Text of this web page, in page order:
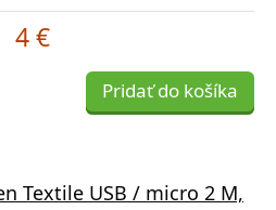
4 €
Pridať do košíka
Textile USB / micro 2 M,